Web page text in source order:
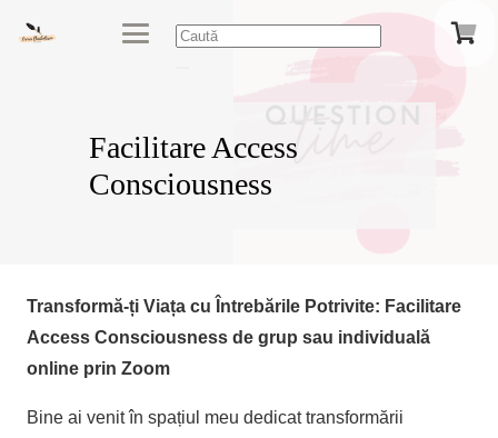
Facilitare Access
Consciousness
Transformă-ți Viața cu Întrebările Potrivite: Facilitare
Access Consciousness de grup sau individuală
online prin Zoom
Bine ai venit în spațiul meu dedicat transformării